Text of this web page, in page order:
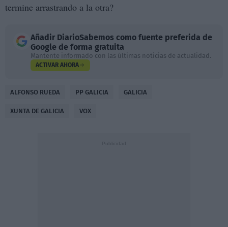
termine arrastrando a la otra?
Añadir DiarioSabemos como fuente preferida de
Google de forma gratuita
Mantente informado con las últimas noticias de actualidad.
ACTIVAR AHORA
ALFONSO RUEDA PP GALICIA GALICIA
XUNTA DE GALICIA VOX